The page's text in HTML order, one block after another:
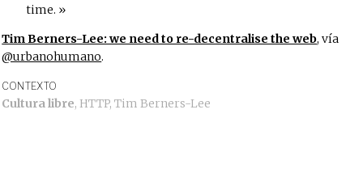
time.
Tim Berners-Lee: we need to re-decentralise the web, vía
@urbanohumano.
CONTEXTO
Cultura libre, HTTP,Tim Berners-Lee